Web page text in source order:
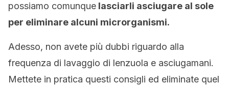
possiamo comunque lasciarli asciugare al sole
per eliminare alcuni microrganismi.
Adesso, non avete più dubbi riguardo alla
frequenza di lavaggio di lenzuola e asciugamani.
Mettete in pratica questi consigli ed eliminate quel